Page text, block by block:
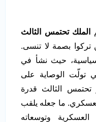
الملك تحتمس الثالث
تركوا بصمة لا تنسى.
حيث نشأ في
تولّت الوصاية على
الثالث قدرة
ما جعله يلقب
العسكرية وتوسعاته